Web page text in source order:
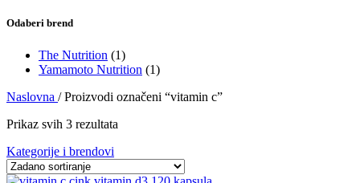
Odaberi brend
The Nutrition (1)
Yamamoto Nutrition (1)
Naslovna / Proizvodi označeni “vitamin c”
Prikaz svih 3 rezultata
Kategorije i brendovi